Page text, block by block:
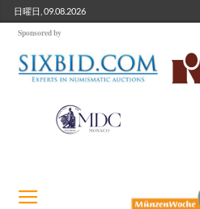
日曜日, 09.08.2026
Sponsored by